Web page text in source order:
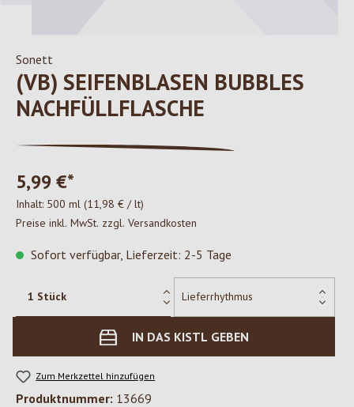
Sonett
(VB) SEIFENBLASEN BUBBLES
NACHFÜLLFLASCHE
5,99 €*
Inhalt: 500 ml (11,98 € / lt)
Preise inkl. MwSt. zzgl. Versandkosten
Sofort verfügbar, Lieferzeit: 2-5 Tage
IN DAS KISTL GEBEN
Zum Merkzettel hinzufügen
Produktnummer: 13669